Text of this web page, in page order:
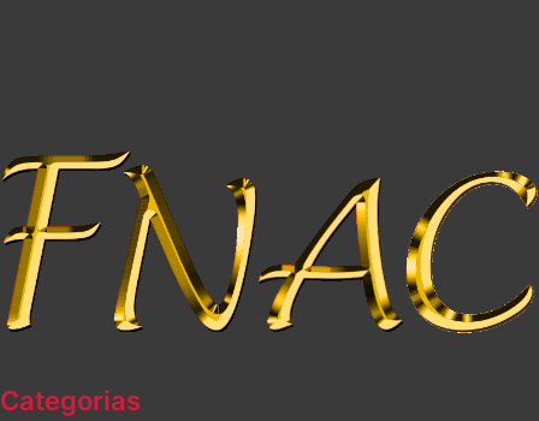
Categorias